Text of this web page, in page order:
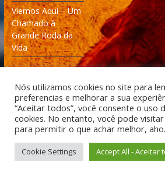
Viemos Aqui – Um
Chamado à
Grande Roda da
Vida
Desenvolvido: Moleculas4D -
Tecnologia
Nós utilizamos cookies no site para
preferencias e melhorar a sua
“Aceitar todos”, você consente o uso
cookies. No entanto, você pode
para permitir o que achar melhor, aho.
Cookie Settings Accept All - Aceitar